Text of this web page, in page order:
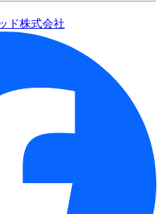
ド株式会社